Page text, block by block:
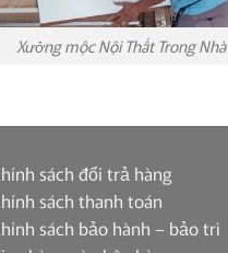
Xưởng mộc Nội Thất Trong Nhà
sách đổi trả hàng
sách thanh toán
sách bảo hành – bảo trì